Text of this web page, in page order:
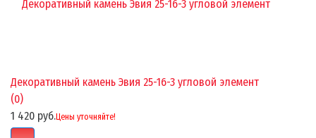
Декоративный камень Эвия 25-16-3 угловой элемент
(0)
1 420 руб.Цены уточняйте!